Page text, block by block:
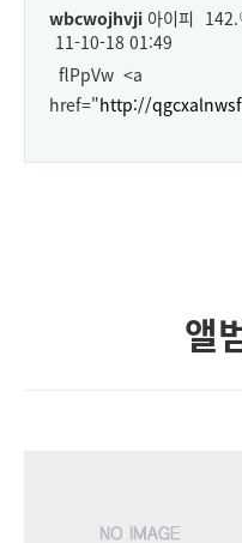
wbcwojhvji 아이피
11-10-18 01:49
flPpVw <a
href="http://
앨